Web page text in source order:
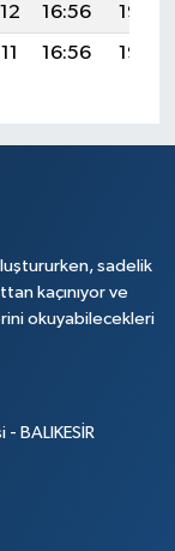
16:56
19:58
16:56 19:56
sadelik
kaçınıyor ve
okuyabilecekleri
BALIKESİR